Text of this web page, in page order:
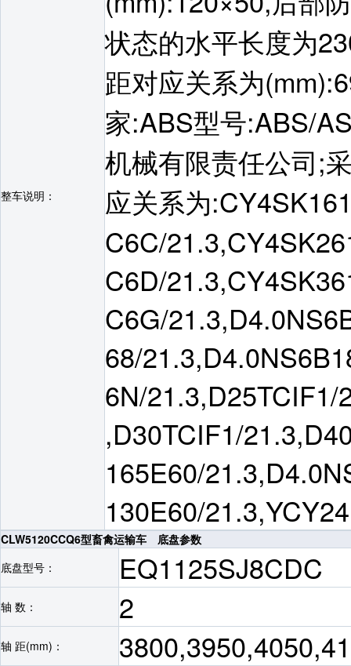
整车说明：
状态的水平长度为
距对应关系为
家:ABS型号:ABS/
机械有限责任公司;
应关系为
C6C/
C6D/
C6G/
68/
6N/21.3,D25TCIF1/
,D30TCIF1/
165E60/
130E60/
CLW5120CCQ6型畜禽运输车 底盘参数
底盘型号：
EQ1125SJ8CDC
轴 数： 2
轴 距(mm)：